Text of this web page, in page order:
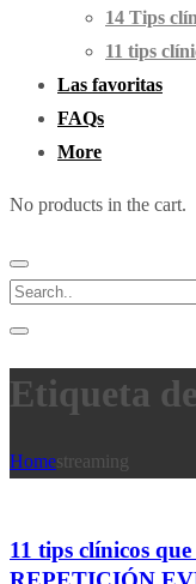
14 Tips
11 tips
Las favoritas
FAQs
More
No products in the cart.
Etiqueta
Homestreaming
11 tips clínicos